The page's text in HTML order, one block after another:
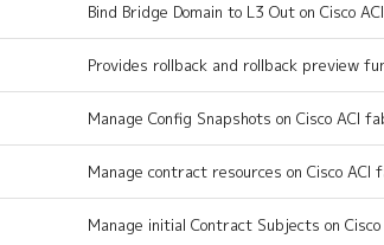
Bind Bridge Domain to L3 Out on Cisco
Provides rollback and rollback preview
Manage Config Snapshots on Cisco ACI
Manage contract resources on Cisco ACI
Manage initial Contract Subjects on